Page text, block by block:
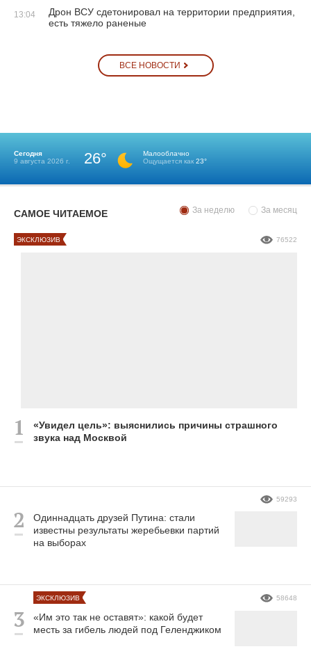
13:04
Дрон ВСУ сдетонировал на территории предприятия,
есть тяжело раненые
ВСЕ НОВОСТИ
Сегодня
9 августа 2026 г.
26°
Малооблачно
Ощущается как 23°
САМОЕ ЧИТАЕМОЕ За неделю За месяц
«Увидел цель»: выяснились причины страшного
звука над Москвой
ЭКСКЛЮЗИВ 76522
Одиннадцать друзей Путина: стали
известны результаты жеребьевки партий
на выборах
59293
«Им это так не оставят»: какой будет
месть за гибель людей под Геленджиком
ЭКСКЛЮЗИВ 58648